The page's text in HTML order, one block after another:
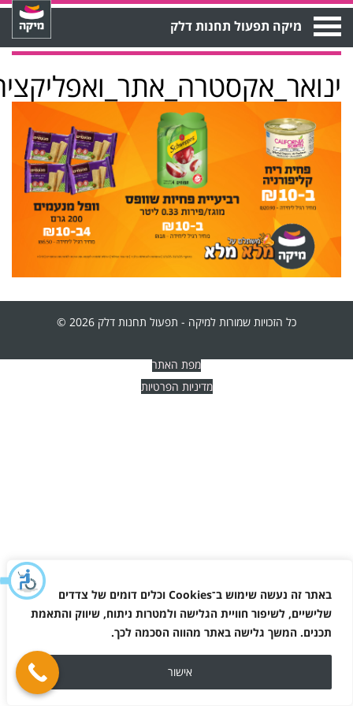
באתר זה נעשה שימוש ב־Cookies וכלים דומים של צדדים
שלישיים, לשיפור חוויית הגלישה ולמטרות ניתוח, שיווק והתאמת
תכנים. המשך גלישה באתר מהווה הסכמה לכך.
אישור
Open
Menu מיקה תפעול תחנות דלק
כל הזכויות שמורות למיקה - תפעול תחנות דלק 2026 ©
מפת האתר
מדיניות הפרטיות